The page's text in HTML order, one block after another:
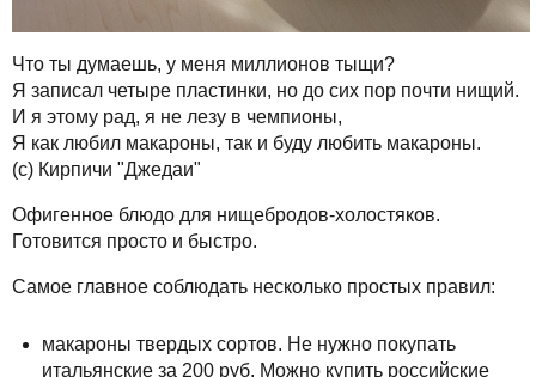
Что ты думаешь, у меня миллионов тыщи?
Я записал четыре пластинки, но до сих пор почти нищий.
И я этому рад, я не лезу в чемпионы,
Я как любил макароны, так и буду любить макароны.
(с) Кирпичи "Джедаи"
Офигенное блюдо для нищебродов-холостяков.
Готовится просто и быстро.
Самое главное соблюдать несколько простых правил:
макароны твердых сортов. Не нужно покупать
итальянские за 200 руб. Можно купить российские